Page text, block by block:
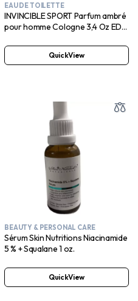
EAU DE TOILETTE
INVINCIBLE SPORT Parfum ambré
pour homme Cologne 3,4 Oz EDT
QuickView
BEAUTY & PERSONAL CARE
Sérum Skin Nutritions Niacinamide
5 % + Squalane 1 oz.
QuickView